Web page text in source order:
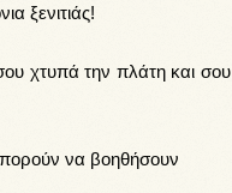
ξενιτιάς!
χτυπά την πλάτη και σου
να βοηθήσουν